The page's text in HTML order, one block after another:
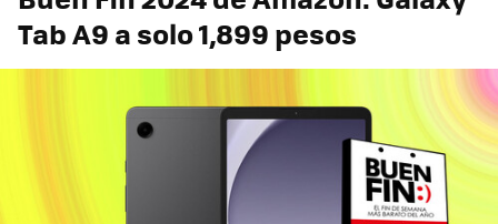
Tab A9 a solo 1,899 pesos